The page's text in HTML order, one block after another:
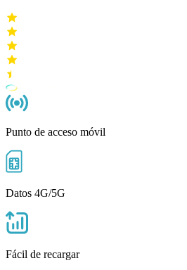
Punto de acceso móvil
Datos 4G/5G
Fácil de recargar